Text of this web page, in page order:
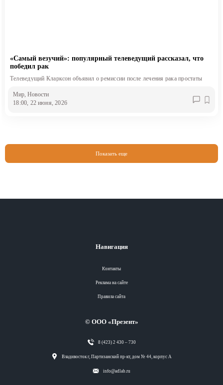
«Самый везучий»: популярный телеведущий рассказал, что
победил рак
Телеведущий Кларксон объявил о ремиссии после лечения рака простаты
Мир, Новости
18:00, 22 июня, 2026
Показать еще
Навигация
Контакты
Реклама на сайте
Правила сайта
© ООО «Презент»
8 (423) 2 430 – 730
Владивосток г, Партизанский пр-кт, дом № 44, корпус А
info@adlab.ru